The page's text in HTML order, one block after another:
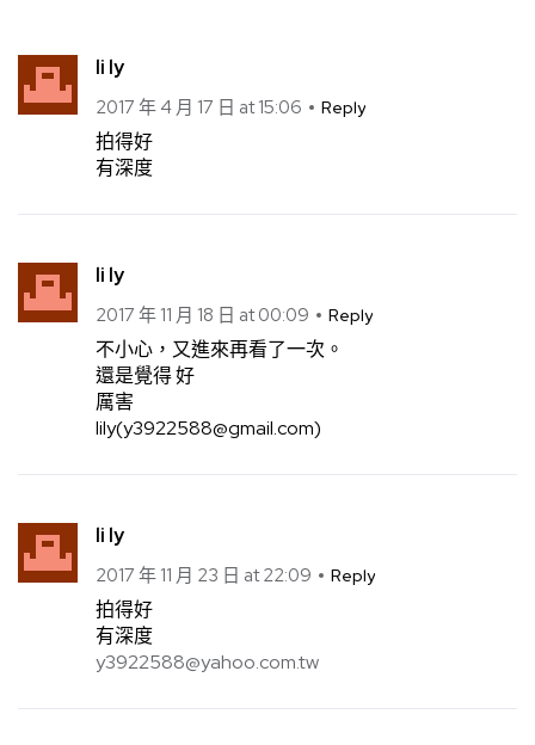
li ly
2017 年 4 月 17 日 at 15:06 Reply
拍得好
有深度
li ly
2017 年 11 月 18 日 at 00:09 Reply
不小心，又進來再看了一次。
還是覺得 好
厲害
lily(y3922588@gmail.com)
li ly
2017 年 11 月 23 日 at 22:09 Reply
拍得好
有深度
y3922588@yahoo.com.tw